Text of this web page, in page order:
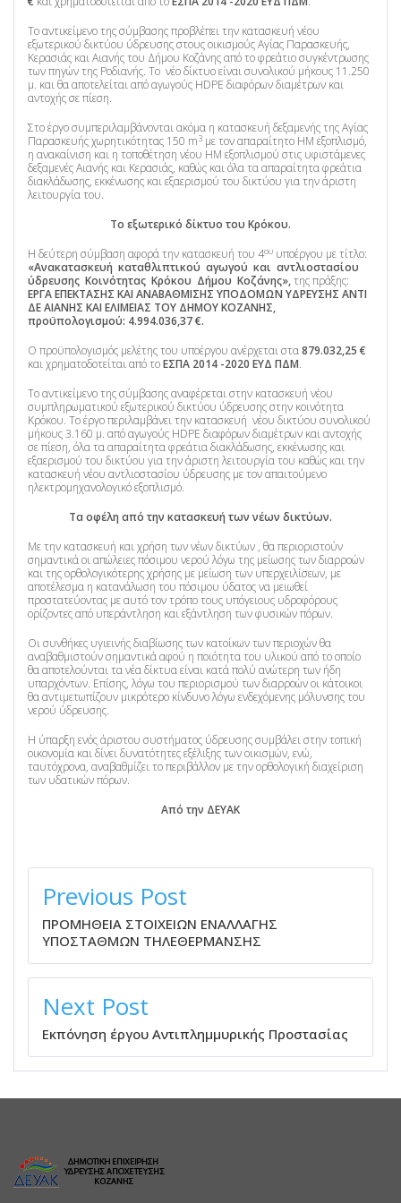
Το αντικείμενο της σύμβασης προβλέπει την κατασκευή νέου
εξωτερικού δικτύου ύδρευσης στους οικισμούς Αγίας Παρασκευής,
Κερασιάς και Αιανής του Δήμου Κοζάνης από το φρεάτιο συγκέντρωσης
των πηγών της Ροδιανής. Το νέο δίκτυο είναι συνολικού μήκους 11.250
μ. και θα αποτελείται από αγωγούς HDPE διαφόρων διαμέτρων και
αντοχής σε πίεση.
Στο έργο συμπεριλαμβάνονται ακόμα η κατασκευή δεξαμενής της Αγίας
Παρασκευής χωρητικότητας 150 m3 με τον απαραίτητο ΗΜ εξοπλισμό,
η ανακαίνιση και η τοποθέτηση νέου ΗΜ εξοπλισμού στις υφιστάμενες
δεξαμενές Αιανής και Κερασιάς, καθώς και όλα τα απαραίτητα φρεάτια
διακλάδωσης, εκκένωσης και εξαερισμού του δικτύου για την άριστη
λειτουργία του.
Το εξωτερικό δίκτυο του Κρόκου.
Η δεύτερη σύμβαση αφορά την κατασκευή του 4ου υποέργου με τίτλο:
«Ανακατασκευή καταθλιπτικού αγωγού και αντλιοστασίου
ύδρευσης Κοινότητας Κρόκου Δήμου Κοζάνης»,της πράξης:
ΕΡΓΑ ΕΠΕΚΤΑΣΗΣ ΚΑΙ ΑΝΑΒΑΘΜΙΣΗΣ ΥΠΟΔΟΜΩΝ ΥΔΡΕΥΣΗΣ ΑΝΤΙ
ΔΕ ΑΙΑΝΗΣ ΚΑΙ ΕΛΙΜΕΙΑΣ ΤΟΥ ΔΗΜΟΥ ΚΟΖΑΝΗΣ,
προϋπολογισμού: 4.994.036,37 €.
Ο προϋπολογισμός μελέτης του υποέργου ανέρχεται στα879.032,25 €
και χρηματοδοτείται από τοΕΣΠΑ 2014 -2020 ΕΥΔ ΠΔΜ.
Το αντικείμενο της σύμβασης αναφέρεται στην κατασκευή νέου
συμπληρωματικού εξωτερικού δικτύου ύδρευσης στην κοινότητα
Κρόκου. Το έργο περιλαμβάνει την κατασκευή νέου δικτύου συνολικού
μήκους 3.160 μ. από αγωγούς HDPE διαφόρων διαμέτρων και αντοχής
σε πίεση, όλα τα απαραίτητα φρεάτια διακλάδωσης, εκκένωσης και
εξαερισμού του δικτύου για την άριστη λειτουργία του καθώς και την
κατασκευή νέου αντλιοστασίου ύδρευσης με τον απαιτούμενο
ηλεκτρομηχανολογικό εξοπλισμό.
Τα οφέλη από την κατασκευή των νέων δικτύων.
Με την κατασκευή και χρήση των νέων δικτύων , θα περιοριστούν
σημαντικά οι απώλειες πόσιμου νερού λόγω της μείωσης των διαρροών
και της ορθολογικότερης χρήσης με μείωση των υπερχειλίσεων, με
αποτέλεσμα η κατανάλωση του πόσιμου ύδατος να μειωθεί
προστατεύοντας με αυτό τον τρόπο τους υπόγειους υδροφόρους
ορίζοντες από υπεράντληση και εξάντληση των φυσικών πόρων.
Οι συνθήκες υγιεινής διαβίωσης των κατοίκων των περιοχών θα
αναβαθμιστούν σημαντικά αφού η ποιότητα του υλικού από το οποίο
θα αποτελούνται τα νέα δίκτυα είναι κατά πολύ ανώτερη των ήδη
υπαρχόντων. Επίσης, λόγω του περιορισμού των διαρροών οι κάτοικοι
θα αντιμετωπίζουν μικρότερο κίνδυνο λόγω ενδεχόμενης μόλυνσης του
νερού ύδρευσης.
Η ύπαρξη ενός άριστου συστήματος ύδρευσης συμβάλει στην τοπική
οικονομία και δίνει δυνατότητες εξέλιξης των οικισμών, ενώ,
ταυτόχρονα, αναβαθμίζει το περιβάλλον με την ορθολογική διαχείριση
των υδατικών πόρων.
Από την ΔΕΥΑΚ
ΠΛΟΉΓΗΣΗ
ΆΡΘΡΩΝ
Previous Post
ΠΡΟΜΗΘΕΙΑ ΣΤΟΙΧΕΙΩΝ ΕΝΑΛΛΑΓΗΣ
ΥΠΟΣΤΑΘΜΩΝ ΤΗΛΕΘΕΡΜΑΝΣΗΣ
Next Post
Εκπόνηση έργου Αντιπλημμυρικής Προστασίας